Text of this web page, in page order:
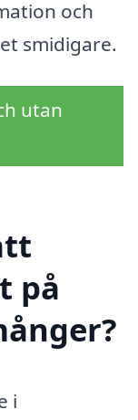
och
smidigare.
utan
på
i